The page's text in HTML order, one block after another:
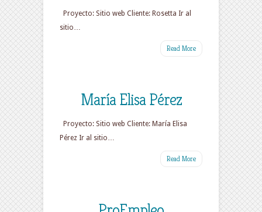
Proyecto: Sitio web Cliente: Rosetta Ir al
sitio…
Read More
María Elisa Pérez
Proyecto: Sitio web Cliente: María Elisa
Pérez Ir al sitio…
Read More